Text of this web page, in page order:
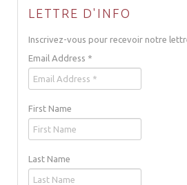
LETTRE D'INFO
Inscrivez-vous pour recevoir notre
Email Address *
First Name
Last Name